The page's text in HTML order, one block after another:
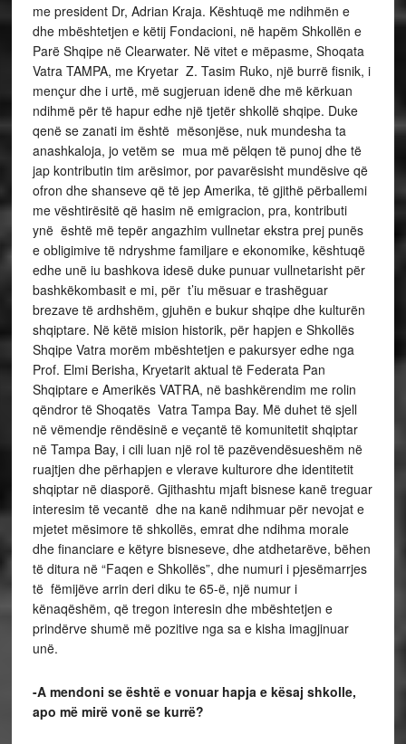
me president Dr, Adrian Kraja. Kështuqë me ndihmën e
dhe mbështetjen e këtij Fondacioni, në hapëm Shkollën e
Parë Shqipe në Clearwater. Në vitet e mëpasme, Shoqata
Vatra TAMPA, me Kryetar Z. Tasim Ruko, një burrë fisnik, i
mençur dhe i urtë, më sugjeruan idenë dhe më kërkuan
ndihmë për të hapur edhe një tjetër shkollë shqipe. Duke
qenë se zanati im është mësonjëse, nuk mundesha ta
anashkaloja, jo vetëm se mua më pëlqen të punoj dhe të
jap kontributin tim arësimor, por pavarësisht mundësive që
ofron dhe shanseve që të jep Amerika, të gjithë përballemi
me vështirësitë që hasim në emigracion, pra, kontributi
ynë është më tepër angazhim vullnetar ekstra prej punës
e obligimive të ndryshme familjare e ekonomike, kështuqë
edhe unë iu bashkova idesë duke punuar vullnetarisht për
bashkëkombasit e mi, për t’iu mësuar e trashëguar
brezave të ardhshëm, gjuhën e bukur shqipe dhe kulturën
shqiptare. Në këtë mision historik, për hapjen e Shkollës
Shqipe Vatra morëm mbështetjen e pakursyer edhe nga
Prof. Elmi Berisha, Kryetarit aktual të Federata Pan
Shqiptare e Amerikës VATRA, në bashkërendim me rolin
qëndror të Shoqatës Vatra Tampa Bay. Më duhet të sjell
në vëmendje rëndësinë e veçantë të komunitetit shqiptar
në Tampa Bay, i cili luan një rol të pazëvendësueshëm në
ruajtjen dhe përhapjen e vlerave kulturore dhe identitetit
shqiptar në diasporë. Gjithashtu mjaft bisnese kanë treguar
interesim të vecantë dhe na kanë ndihmuar për nevojat e
mjetet mësimore të shkollës, emrat dhe ndihma morale
dhe financiare e këtyre bisneseve, dhe atdhetarëve, bëhen
të ditura në “Faqen e Shkollës”, dhe numuri i pjesëmarrjes
të fëmijëve arrin deri diku te 65-ë, një numur i
kënaqëshëm, që tregon interesin dhe mbështetjen e
prindërve shumë më pozitive nga sa e kisha imagjinuar
unë.
-A mendoni se është e vonuar hapja e kësaj shkolle,
apo më mirë vonë se kurrë?